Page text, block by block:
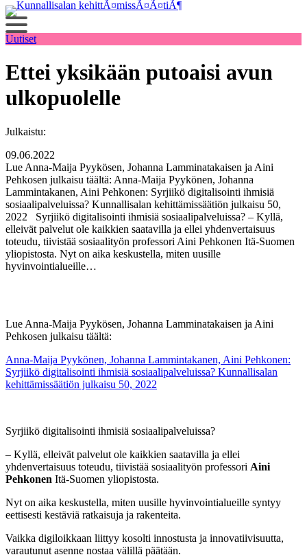
Siirry
sisältöön
Uutiset
Ettei yksikään putoaisi avun
ulkopuolelle
Julkaistu:
09.06.2022
Lue Anna-Maija Pyykösen, Johanna Lamminatakaisen ja Aini
Pehkosen julkaisu täältä: Anna-Maija Pyykönen, Johanna
Lammintakanen, Aini Pehkonen: Syrjiikö digitalisointi ihmisiä
sosiaalipalveluissa? Kunnallisalan kehittämissäätiön julkaisu 50,
2022 Syrjiikö digitalisointi ihmisiä sosiaalipalveluissa? – Kyllä,
elleivät palvelut ole kaikkien saatavilla ja ellei yhdenvertaisuus
toteudu, tiivistää sosiaalityön professori Aini Pehkonen Itä-Suomen
yliopistosta. Nyt on aika keskustella, miten uusille
hyvinvointialueille…
Lue Anna-Maija Pyykösen, Johanna Lamminatakaisen ja Aini
Pehkosen julkaisu täältä:
Anna-Maija Pyykönen, Johanna Lammintakanen, Aini Pehkonen:
Syrjiikö digitalisointi ihmisiä sosiaalipalveluissa? Kunnallisalan
kehittämissäätiön julkaisu 50, 2022
Syrjiikö digitalisointi ihmisiä sosiaalipalveluissa?
– Kyllä, elleivät palvelut ole kaikkien saatavilla ja ellei
yhdenvertaisuus toteudu, tiivistää sosiaalityön professori Aini
Pehkonen Itä-Suomen yliopistosta.
Nyt on aika keskustella, miten uusille hyvinvointialueille syntyy
eettisesti kestäviä ratkaisuja ja rakenteita.
Vaikka digiloikkaan liittyy kosolti innostusta ja innovatiivisuutta,
varautunut asenne nostaa välillä päätään.